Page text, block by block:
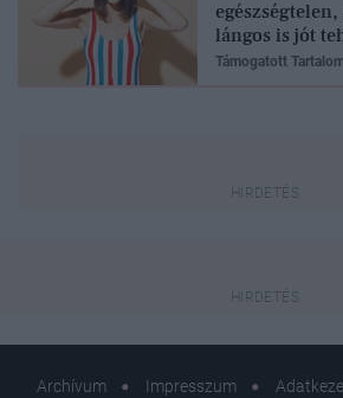
lángos is jót
Támogatott
Archívum Impresszum